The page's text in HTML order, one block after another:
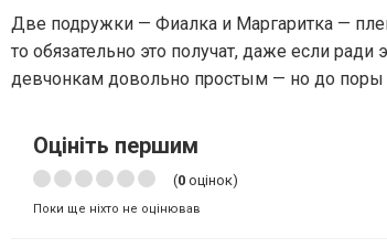
Две подружки — Фиалка и Маргаритка —
то обязательно это получат, даже если ради
девчонкам довольно простым — но до
Оцініть першим
(0 оцінок)
Поки ще ніхто не оцінював